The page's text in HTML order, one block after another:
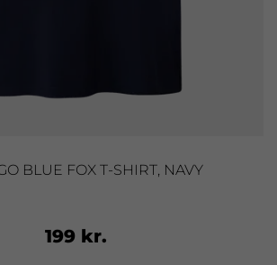
BLUE FOX T-SHIRT, NAVY
199 kr.